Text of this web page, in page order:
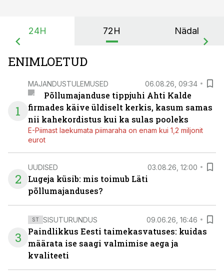
24H 72H Nädal
ENIMLOETUD
1
MAJANDUSTULEMUSED 06.08.26, 09:34
Põllumajanduse tippjuhi Ahti Kalde
firmades käive üldiselt kerkis, kasum samas
nii kahekordistus kui ka sulas pooleks
E-Piimast laekumata piimaraha on enam kui 1,2 miljonit
eurot
2
UUDISED 03.08.26, 12:00
Lugeja küsib: mis toimub Läti
põllumajanduses?
3
ST SISUTURUNDUS 09.06.26, 16:46
Paindlikkus Eesti taimekasvatuses: kuidas
määrata ise saagi valmimise aega ja
kvaliteeti